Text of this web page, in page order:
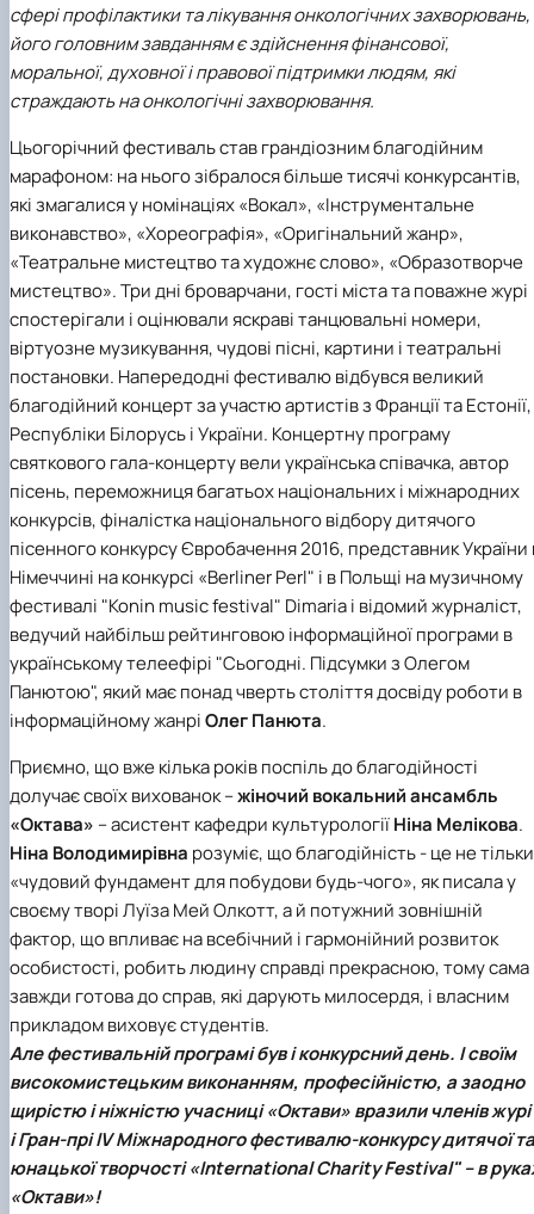
Іноземні мови
Працевлаштування
Їдальні та буфети
Студентські квитки
Центр вивчення мов
Психологічна підтримка
Інклюзивне середовище
Рада молодих вчених
Наукові школи
Стартап школа НУБіП України
Методичні рекомендації, пам'ятки
Форми документів
Патентно-ліцензійна діяльність
ЦКНО «Агропромисловий комплекс, лісове і
садово-паркове господарство, ветеринарна
медицина»
Обладнання НУБіП України
Біоетична комісія
Наукові видання
Досліднику та автору
Звіт про проведення НТЗ
Наукові журнали НУБіП України
Наукові журнали НУБіП України (English)
Пам'ятка про проведення науково-
Порядок планування та організації
проведення НТЗ
Результати науково-технічних заходів
Монографії
Наука для бізнесу
Каталог наукових послуг
«SEB-2025»
Наглядова рада
Рада роботодавців
Благодійний фонд «Голосіївська ініціатива
2020»
Історія університету
Видатні випускники та працівники
Звіт ректора
Пам'яті захисників України
Почесні доктори і професори НУБіП України
Пресслужба
Університетський кур'єр
Вибори ректора
Програма розвитку університету
ініціатива – 2025»
Доступ до публічної інформації
Державні закупівлі
Офіційна символіка
Антикорупційні заходи
Уповноважена особа з питань запобігання
виявлення корупції
Положення про антикорупційного
уповноваженого НУБіП України
Національні нормативно-правові акти
Нормативно-правові акти НУБіП України
Інформаційні ресурси НАЗК
Методичні роз’яснення НАЗК
Антикорупційні заходи
Контактна інформація
сфері профілактики та лікування онкологічних захворювань,
його головним завданням є здійснення фінансової,
моральної, духовної і правової підтримки людям, які
страждають на онкологічні захворювання.
Цьогорічний фестиваль став грандіозним благодійним
марафоном: на нього зібралося більше тисячі конкурсантів,
які змагалися у номінаціях «Вокал», «Інструментальне
виконавство», «Хореографія», «Оригінальний жанр»,
«Театральне мистецтво та художнє слово», «Образотворче
мистецтво». Три дні броварчани, гості міста та поважне журі
спостерігали і оцінювали яскраві танцювальні номери,
віртуозне музикування, чудові пісні, картини і театральні
постановки. Напередодні фестивалю відбувся великий
благодійний концерт за участю артистів з Франції та Естонії,
Республіки Білорусь і України. Концертну програму
святкового гала-концерту вели українська співачка, автор
пісень, переможниця багатьох національних і міжнародних
конкурсів, фіналістка національного відбору дитячого
пісенного конкурсу Євробачення 2016, представник України
Німеччині на конкурсі «Berliner Perl" і в Польщі на музичному
фестивалі "Konin music festival" Dimaria і відомий журналіст,
ведучий найбільш рейтинговою інформаційної програми в
українському телеефірі "Сьогодні. Підсумки з Олегом
Панютою", який має понад чверть століття досвіду роботи в
інформаційному жанріОлег Панюта.
Приємно, що вже кілька років поспіль до благодійності
долучає своїх вихованок –жіночий вокальний ансамбль
«Октава» – асистенткафедри культурологіїНіна Мелікова.
Ніна Володимирівна розуміє, що благодійність - це не тільки
«чудовий фундамент для побудови будь-чого», як писала у
своєму творі Луїза Мей Олкотт, а й потужний зовнішній
фактор, що впливає на всебічний і гармонійний розвиток
особистості, робить людину справді прекрасною, тому сама
завжди готова до справ, які дарують милосердя, і власним
прикладом виховує студентів.
Але фестивальній програмі був і конкурсний день. І своїм
високомистецьким виконанням, професійністю, а заодно
щирістю і ніжністю учасниці «Октави» вразили членів журі
іГран-прі IV Міжнародного фестивалю-конкурсу дитячої та
юнацької творчості «International Charity Festival" – в
«Октави»!